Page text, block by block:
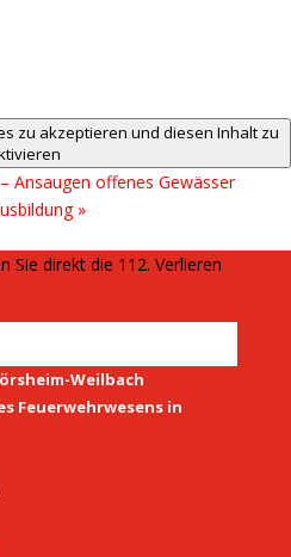
zu akzeptieren und diesen Inhalt zu
Ansaugen offenes Gewässer
»
Sie direkt die 112. Verlieren
Weilbach
Feuerwehrwesens in